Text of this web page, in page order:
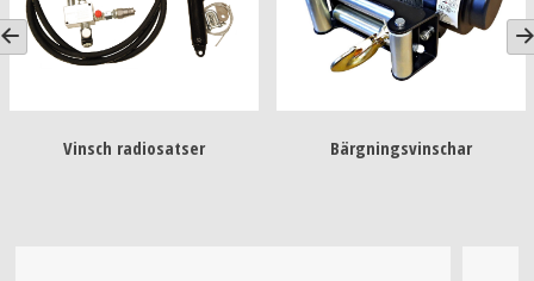
Vinsch radiosatser Bärgningsvinschar